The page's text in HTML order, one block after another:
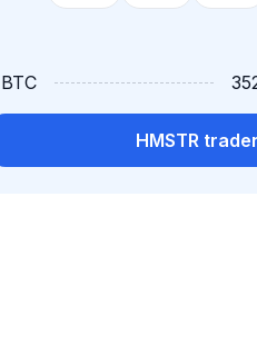
HMSTR